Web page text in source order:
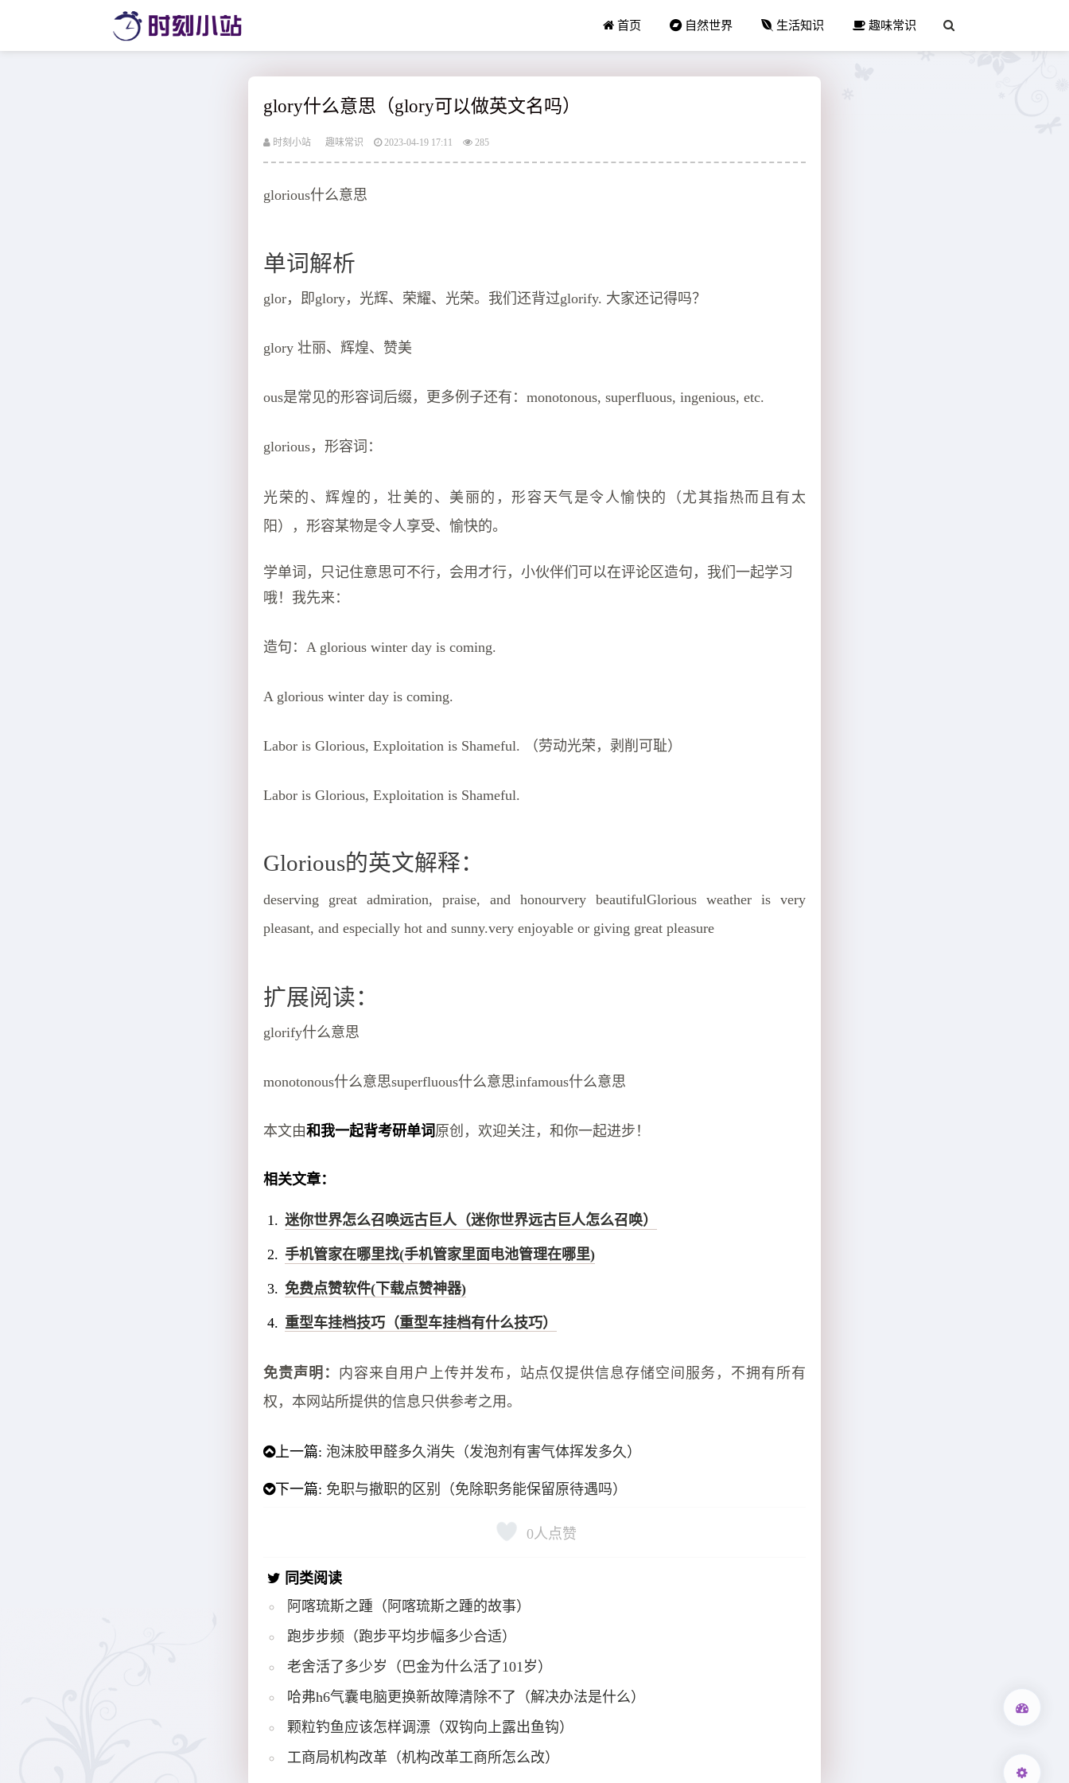
首页 自然世界 生活知识 趣味常识
glory什么意思（glory可以做英文名吗）
时刻小站 趣味常识 2023-04-19 17:11 285
glorious什么意思
单词解析
glor，即glory，光辉、荣耀、光荣。我们还背过glorify. 大家还记得吗？
glory 壮丽、辉煌、赞美
ous是常见的形容词后缀，更多例子还有：monotonous, superfluous, ingenious, etc.
glorious，形容词：
光荣的、辉煌的，壮美的、美丽的，形容天气是令人愉快的（尤其指热而且有太
阳），形容某物是令人享受、愉快的。
学单词，只记住意思可不行，会用才行，小伙伴们可以在评论区造句，我们一起学习
哦！我先来：
造句：A glorious winter day is coming.
A glorious winter day is coming.
Labor is Glorious, Exploitation is Shameful. （劳动光荣，剥削可耻）
Labor is Glorious, Exploitation is Shameful.
Glorious的英文解释：
deserving great admiration, praise, and honourvery beautifulGlorious weather is very
pleasant, and especially hot and sunny.very enjoyable or giving great pleasure
扩展阅读：
glorify什么意思
monotonous什么意思superfluous什么意思infamous什么意思
本文由和我一起背考研单词 原创，欢迎关注，和你一起进步！
相关文章：
迷你世界怎么召唤远古巨人（迷你世界远古巨人怎么召唤）
手机管家在哪里找(手机管家里面电池管理在哪里)
免费点赞软件(下载点赞神器)
重型车挂档技巧（重型车挂档有什么技巧）
免责声明： 内容来自用户上传并发布，站点仅提供信息存储空间服务，不拥有所有
权，本网站所提供的信息只供参考之用。
上一篇: 泡沫胶甲醛多久消失（发泡剂有害气体挥发多久）
下一篇: 免职与撤职的区别（免除职务能保留原待遇吗）
0 人点赞
同类阅读
阿喀琉斯之踵（阿喀琉斯之踵的故事）
跑步步频（跑步平均步幅多少合适）
老舍活了多少岁（巴金为什么活了101岁）
哈弗h6气囊电脑更换新故障清除不了（解决办法是什么）
颗粒钓鱼应该怎样调漂（双钩向上露出鱼钩）
工商局机构改革（机构改革工商所怎么改）